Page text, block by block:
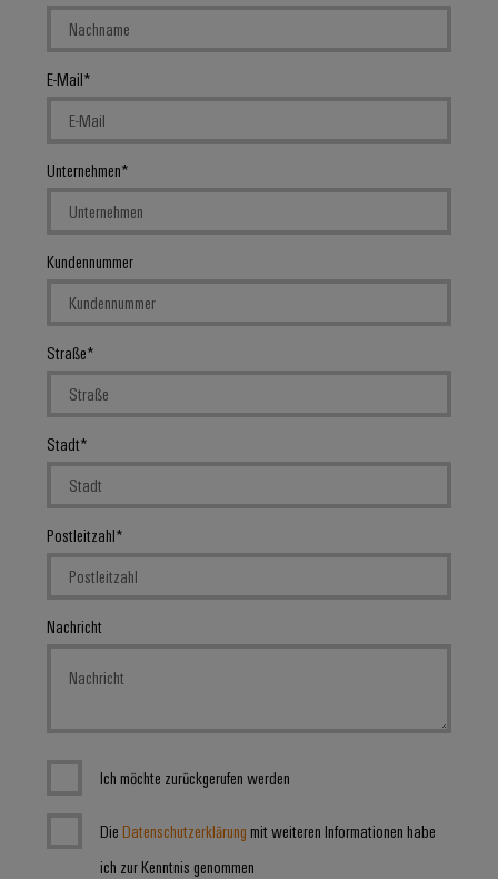
E-Mail
Unternehmen
Kundennummer
Straße
Stadt
Postleitzahl
Nachricht
Ich möchte zurückgerufen werden
Die Datenschutzerklärung mit weiteren Informationen habe
ich zur Kenntnis genommen